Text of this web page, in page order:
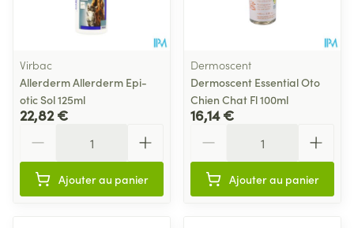
Virbac
Allerderm Allerderm Epi-
otic Sol 125ml
22,82 €
Ajouter au panier
Dermoscent
Dermoscent Essential Oto
Chien Chat Fl 100ml
16,14 €
Ajouter au panier